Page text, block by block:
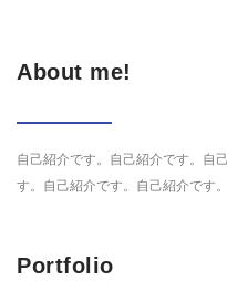
About me!
自己紹介です。自己紹介です。自
す。自己紹介です。自己紹介です
Portfolio